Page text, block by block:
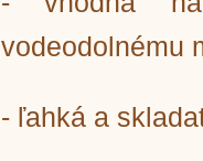
vodeodolnému
- ľahká a